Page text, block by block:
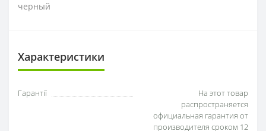
черный
Характеристики
Гарантії
На этот товар
распространяется
официальная гарантия от
производителя сроком 12